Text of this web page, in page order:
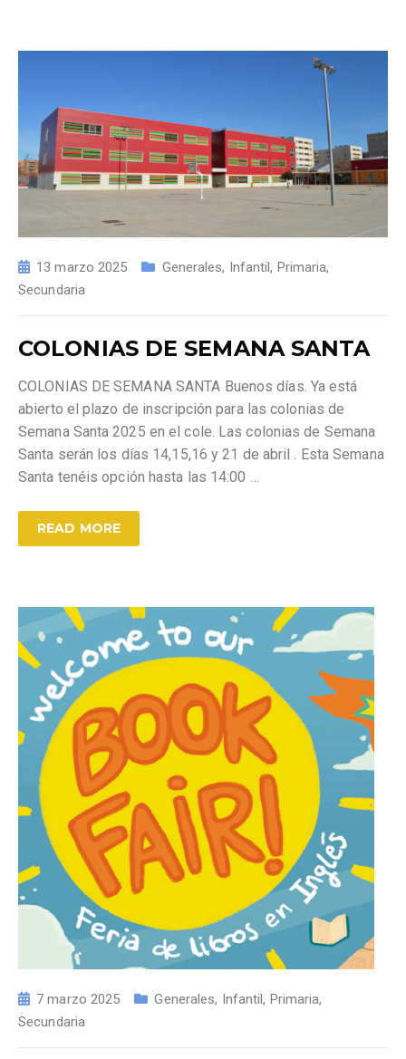
13 marzo 2025 Generales, Infantil, Primaria,
Secundaria
COLONIAS DE SEMANA SANTA
COLONIAS DE SEMANA SANTA Buenos días. Ya está
abierto el plazo de inscripción para las colonias de
Semana Santa 2025 en el cole. Las colonias de Semana
Santa serán los días 14,15,16 y 21 de abril . Esta Semana
Santa tenéis opción hasta las 14:00 …
READ MORE
7 marzo 2025 Generales, Infantil, Primaria,
Secundaria